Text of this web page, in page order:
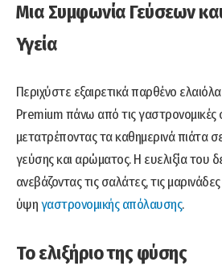
Μια Συμφωνία Γεύσεων
Υγεία
Περιχύστε εξαιρετικά παρθένο
Premium πάνω από τις γαστρονομικές
μετατρέποντας τα καθημερινά πιάτα
γεύσης και αρώματος. Η ευελιξία του
ανεβάζοντας τις σαλάτες, τις
ύψηγαστρονομικής απόλαυσης.
Το ελιξήριο της φύσης